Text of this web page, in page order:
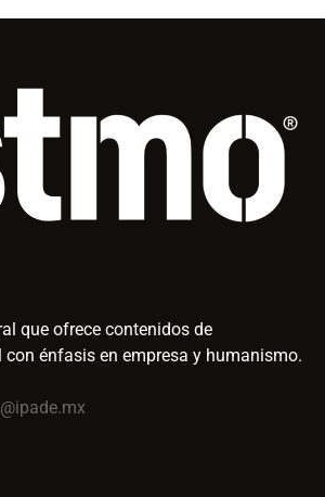
que ofrece contenidos de
énfasis en empresa y humanismo.